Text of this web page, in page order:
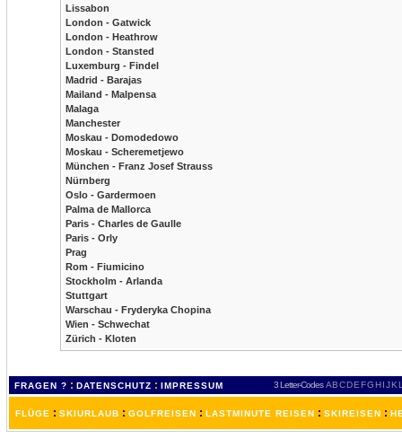
Lissabon
London - Gatwick
London - Heathrow
London - Stansted
Luxemburg - Findel
Madrid - Barajas
Mailand - Malpensa
Malaga
Manchester
Moskau - Domodedowo
Moskau - Scheremetjewo
München - Franz Josef Strauss
Nürnberg
Oslo - Gardermoen
Palma de Mallorca
Paris - Charles de Gaulle
Paris - Orly
Prag
Rom - Fiumicino
Stockholm - Arlanda
Stuttgart
Warschau - Fryderyka Chopina
Wien - Schwechat
Zürich - Kloten
FRAGEN ? : DATENSCHUTZ : IMPRESSUM 3 Letter-Codes ABCDEFGH IJKL
FLÜGE : SKIURLAUB : GOLFREISEN : LASTMINUTE REISEN : SKIREISEN :